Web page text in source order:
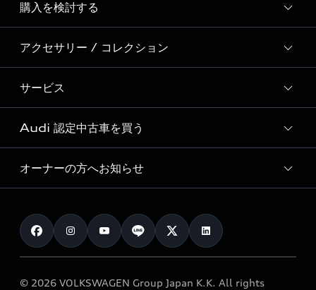
Audi Sport
Formula 1®
デジタルサービス
ディーラー検索
新車在庫検索
試乗車・展示車検索
見積り依頼
試乗予約
購入を検討する
モデル一覧
特別仕様モデル / 限定モデル
e-tronラインアップ
価格シミュレーション
車両比較
カタログ一覧
アクセサリー / コレクション
純正アクセサリー
オンラインショップ
Audi collection
アウディナビアプリ
サービス
サービス入庫予約
サービスプログラム
メンテナンス
車検 / 定期点検
e-tronアフターサポート
Audi 認定中古車を買う
Audi認定中古車
クオリティ
保証
メンテナンス
オーナーの方へお知らせ
お知らせ
オーナー様向けキャンペーン
© 2026 VOLKSWAGEN Group Japan K.K. All rights